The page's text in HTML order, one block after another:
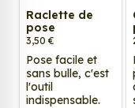
Raclette de
pose
3,50 €
Pose facile et
sans bulle, c'est
l'outil
indispensable.